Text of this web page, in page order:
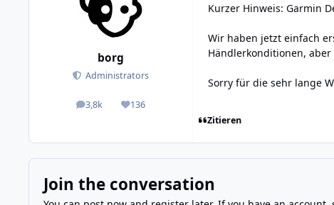
borg
Administrators
3,8k
posts 136
Reputation
Kurzer Hinweis: Garmin
Wir haben jetzt einfach
Händlerkonditionen, aber
Sorry für die sehr lange
Zitieren
Join the conversation